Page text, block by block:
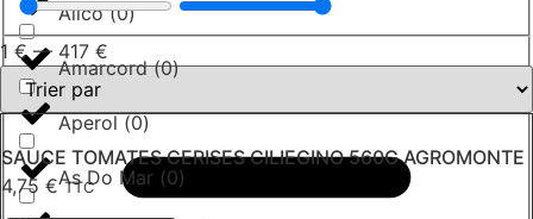
Alico(0)
Amarcord(0)
Aperol (0)
As Do Mar (0)
1 €— 417 €
SAUCE TOMATES CERISES CILIEGINO 560G AGROMONTE
4,75 € TTC